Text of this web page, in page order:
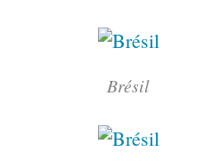
Brésil